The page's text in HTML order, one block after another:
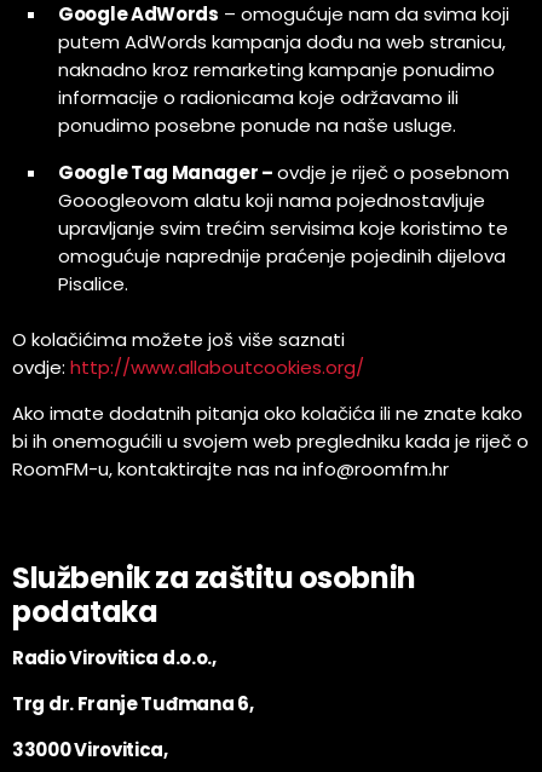
Google AdWords – omogućuje nam da svima koji
putem AdWords kampanja dođu na web stranicu,
naknadno kroz remarketing kampanje ponudimo
informacije o radionicama koje održavamo ili
ponudimo posebne ponude na naše usluge.
Google Tag Manager –ovdje je riječ o posebnom
Gooogleovom alatu koji nama pojednostavljuje
upravljanje svim trećim servisima koje koristimo te
omogućuje naprednije praćenje pojedinih dijelova
Pisalice.
O kolačićima možete još više saznati
ovdje: http://www.allaboutcookies.org/
Ako imate dodatnih pitanja oko kolačića ili ne znate kako
bi ih onemogućili u svojem web pregledniku kada je riječ o
RoomFM-u, kontaktirajte nas na info@roomfm.hr
Službenik za zaštitu osobnih
podataka
Radio Virovitica d.o.o.,
Trg dr. Franje Tuđmana 6,
33000 Virovitica,